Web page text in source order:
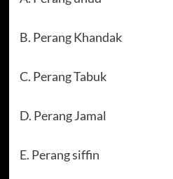
B. Perang Khandak
C. Perang Tabuk
D. Perang Jamal
E. Perang siffin